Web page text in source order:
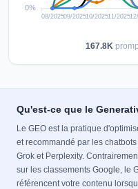
167.8K
Qu'est-ce que le
Le GEO est la pratique
et recommandé par les
Grok et Perplexity.
sur les classements Google, le
référencent votre contenu